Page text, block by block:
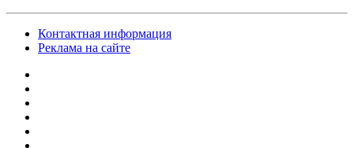
Контактная информация
Реклама на сайте